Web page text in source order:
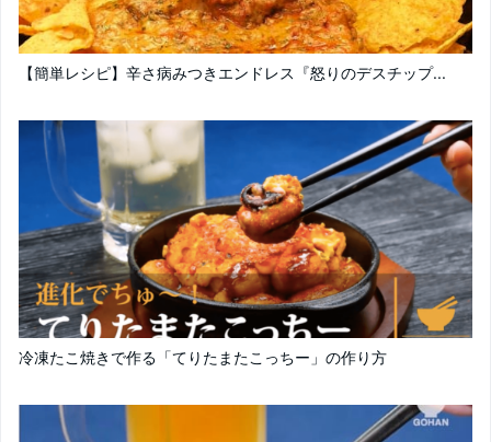
【簡単レシピ】辛さ病みつきエンドレス『怒りのデスチップ...
冷凍たこ焼きで作る「てりたまたこっちー」の作り方